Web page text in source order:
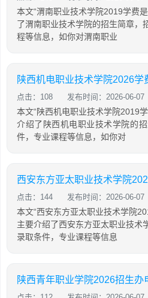
本文“渭南职业技术学院2019学费
了渭南职业技术学院的招生简章，
程等信息，如你对渭南职业
点击：108 发布时间：2026-06-07
本文“陕西机电职业技术学院2019
介绍了陕西机电职业技术学院的
件，专业课程等信息，如你对
点击：144 发布时间：2026-06-07
本文“西安东方亚太职业技术学院
主要介绍了西安东方亚太职业技术
录取条件，专业课程等信息
陕西青年职业学院2026招生办